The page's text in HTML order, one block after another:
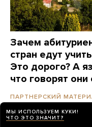
Зачем
стран едут
Это дорого? А
что говорят они
ПАРТНЕРСКИЙ
МЫ ИСПОЛЬЗУЕМ КУКИ!
ЧТО ЭТО ЗНАЧИТ?